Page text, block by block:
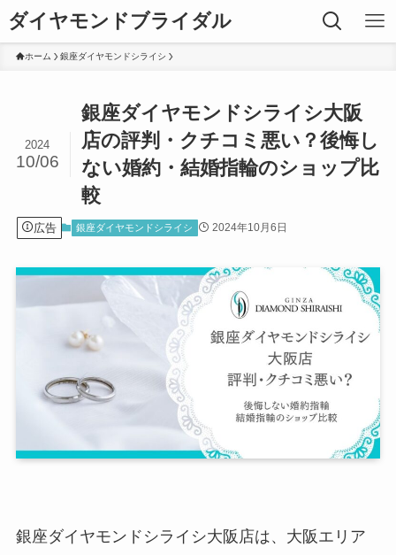
ダイヤモンドブライダル
ホーム 銀座ダイヤモンドシライシ
銀座ダイヤモンドシライシ大阪
店の評判・クチコミ悪い？後悔し
ない婚約・結婚指輪のショップ比
較
2024
10/06
広告 銀座ダイヤモンドシライシ 2024年10月6日
銀座ダイヤモンドシライシ大阪店は、大阪エリア